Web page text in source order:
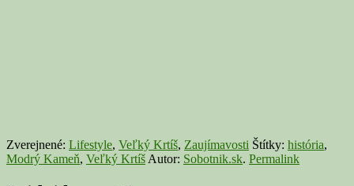
Zverejnené: Lifestyle, Veľký Krtíš, Zaujímavosti Štítky: história,
Modrý Kameň, Veľký Krtíš Autor: Sobotnik.sk. Permalink